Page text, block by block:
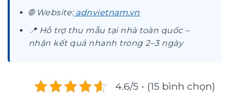
🌐 Website:adnvietnam.vn
📍 Hỗ trợ thu mẫu tại nhà toàn quốc –
nhận kết quả nhanh trong 2–3 ngày
4.6/5 - (15 bình chọn)